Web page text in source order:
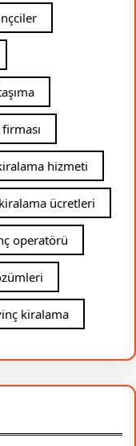
hizmeti
ücretleri
operatörü
kiralama